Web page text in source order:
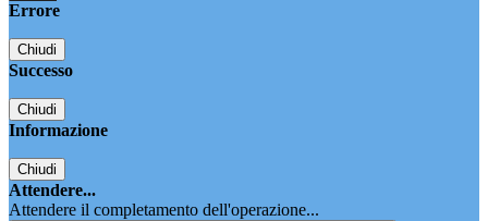
Errore
Chiudi
Successo
Chiudi
Informazione
Chiudi
Attendere...
Attendere il completamento dell'operazione...